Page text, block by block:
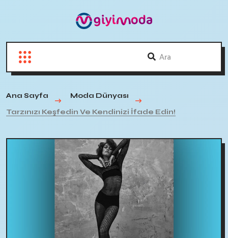
Ana Sayfa
Moda Dünyası
Tarzınızı Keşfedin Ve Kendinizi İfade Edin!